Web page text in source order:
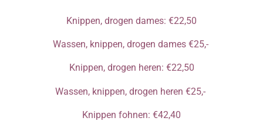
Knippen, drogen dames: €22,50
Wassen, knippen, drogen dames €25,-
Knippen, drogen heren: €22,50
Wassen, knippen, drogen heren €25,-
Knippen fohnen: €42,40